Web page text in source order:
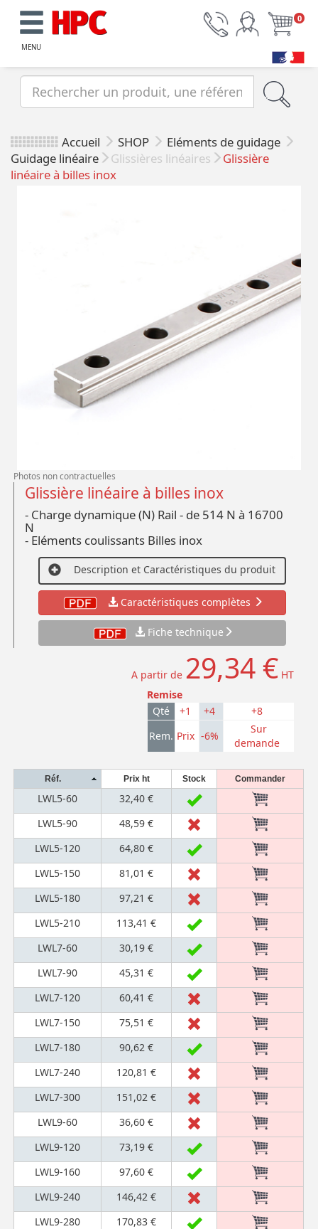
MENU
0
Accueil SHOP
Eléments de guidage
Guidage linéaire
Glissières linéaires
Glissière
linéaire à billes inox
Photos non contractuelles
Glissière linéaire à billes inox
- Charge dynamique (N) Rail - de 514 N à 16700
N
- Eléments coulissants Billes inox
Description et Caractéristiques du produit
Caractéristiques complètes
Fiche technique
A partir de 29,34 € HT
Remise
Qté
+1 +4
+8
Rem. Prix -6%
Sur
demande
Réf. Prix ht Stock Commander
LWL5-60
32,40 €
LWL5-90
48,59 €
LWL5-120
64,80 €
LWL5-150
81,01 €
LWL5-180
97,21 €
LWL5-210
113,41 €
LWL7-60
30,19 €
LWL7-90
45,31 €
LWL7-120
60,41 €
LWL7-150
75,51 €
LWL7-180
90,62 €
LWL7-240
120,81 €
LWL7-300
151,02 €
LWL9-60
36,60 €
LWL9-120
73,19 €
LWL9-160
97,60 €
LWL9-240
146,42 €
LWL9-280
170,83 €